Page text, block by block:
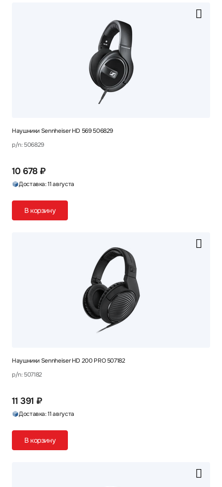
Наушники Sennheiser HD 569 506829
p/n: 506829
10 678 ₽
Доставка: 11 августа
В корзину
Наушники Sennheiser HD 200 PRO 507182
p/n: 507182
11 391 ₽
Доставка: 11 августа
В корзину